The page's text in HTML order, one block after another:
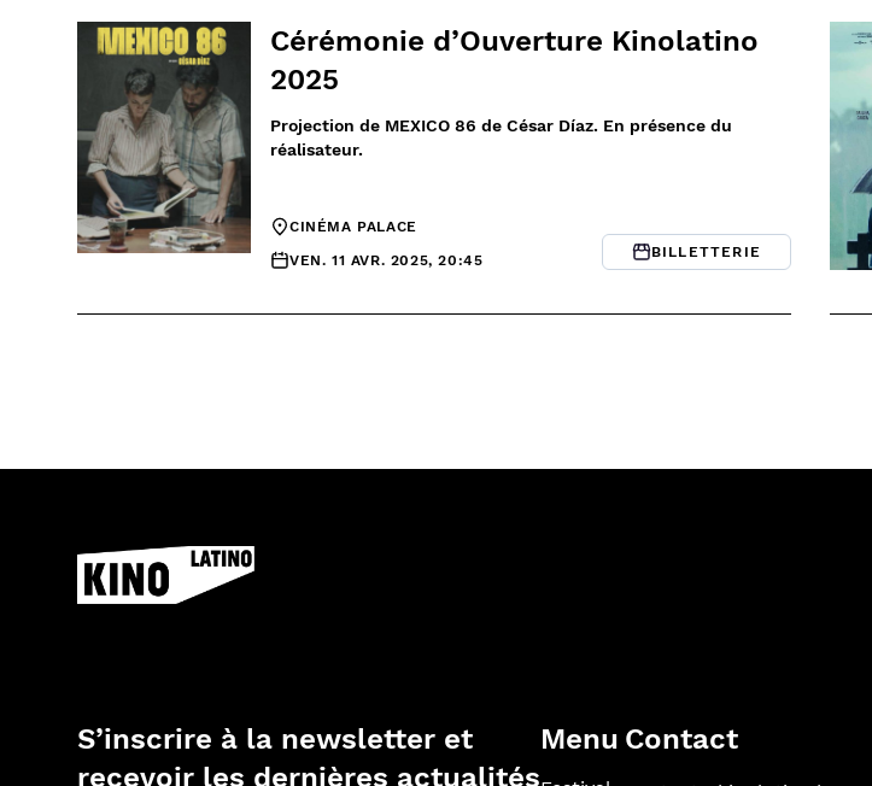
Cérémonie d’Ouverture Kinolatino
2025
Projection de MEXICO 86 de César Díaz. En présence du
réalisateur.
CINÉMA PALACE
VEN. 11 AVR. 2025, 20:45
BILLETTERIE
S’inscrire à la newsletter et
recevoir les dernières actualités
Menu Contact